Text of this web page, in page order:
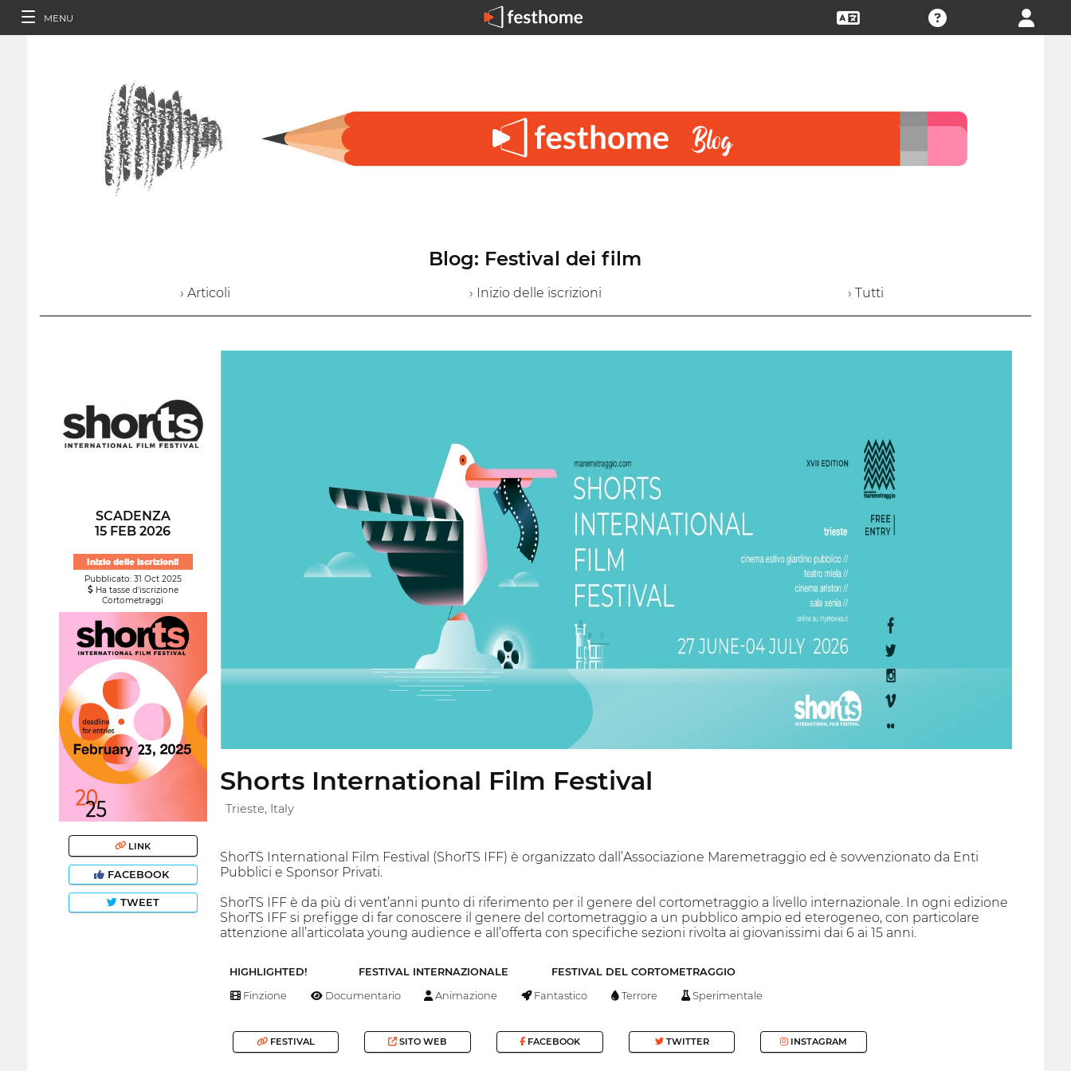
MENU
Blog: Festival dei film
› Articoli › Inizio delle iscrizioni › Tutti
SCADENZA
15 FEB 2026
Inizio delle iscrizioni!
Pubblicato: 31 Oct 2025
Ha tasse d'iscrizione
Cortometraggi
LINK
FACEBOOK
TWEET
Shorts International Film Festival
Trieste, Italy
ShorTS International Film Festival (ShorTS IFF) è organizzato dall’Associazione Maremetraggio ed è sovvenzionato da Enti
Pubblici e Sponsor Privati.
ShorTS IFF è da più di vent’anni punto di riferimento per il genere del cortometraggio a livello internazionale. In ogni edizione
ShorTS IFF si prefigge di far conoscere il genere del cortometraggio a un pubblico ampio ed eterogeneo, con particolare
attenzione all’articolata young audience e all’offerta con specifiche sezioni rivolta ai giovanissimi dai 6 ai 15 anni.
HIGHLIGHTED! FESTIVAL INTERNAZIONALE FESTIVAL DEL CORTOMETRAGGIO
Finzione Documentario Animazione Fantastico Terrore Sperimentale
FESTIVAL SITO WEB FACEBOOK TWITTER INSTAGRAM